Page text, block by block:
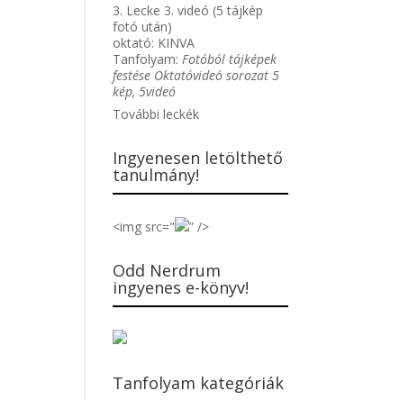
3. Lecke 3. videó (5 tájkép
fotó után)
oktató: KINVA
Tanfolyam:Fotóból tájképek
festése Oktatóvideó sorozat 5
kép, 5videó
További leckék
Ingyenesen letölthető
tanulmány!
<img src=" ” />
Odd Nerdrum
ingyenes e-könyv!
Tanfolyam kategóriák